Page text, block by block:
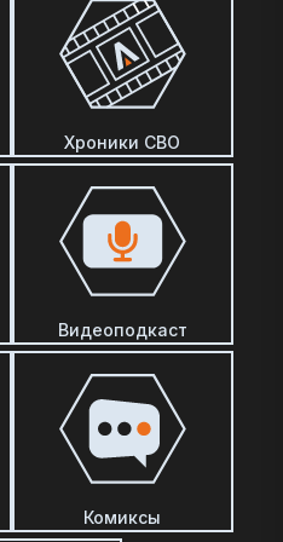
Хроники СВО
Видеоподкаст
Комиксы